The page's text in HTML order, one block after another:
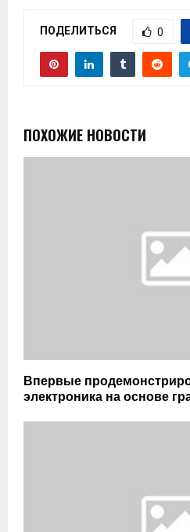
ПОДЕЛИТЬСЯ 0
ПОХОЖИЕ НОВОСТИ
Впервые
электроника на основе